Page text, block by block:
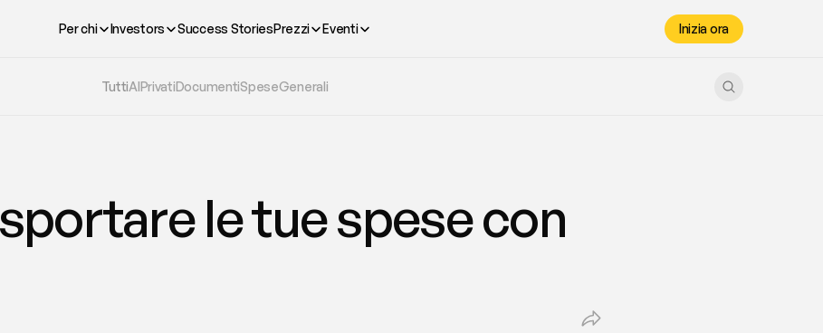
Per chi Investors Success StoriesPrezzi Eventi Inizia ora
TuttiAIPrivatiDocumentiSpeseGenerali
le tue spese con